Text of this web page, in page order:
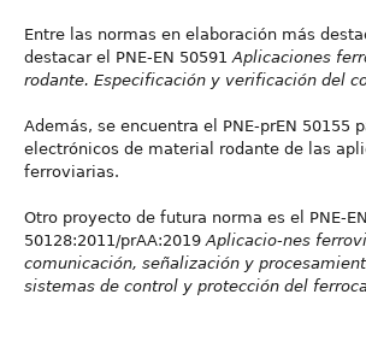
Entre las normas en elaboración más
destacar el PNE-EN 50591Aplicaciones
rodante. Especificación y verificación del
Además, se encuentra el PNE-prEN 50155
electrónicos de material rodante de las
ferroviarias.
Otro proyecto de futura norma es el PNE-EN
50128:2011/prAA:2019Aplicacio-nes
comunicación, señalización y
sistemas de control y protección del